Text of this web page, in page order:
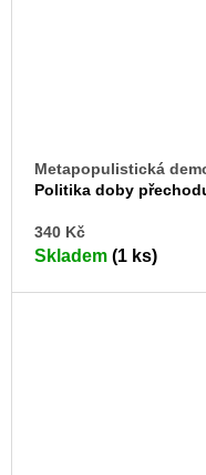
Metapopulistická
Politika doby
340 Kč
Skladem (1 ks)